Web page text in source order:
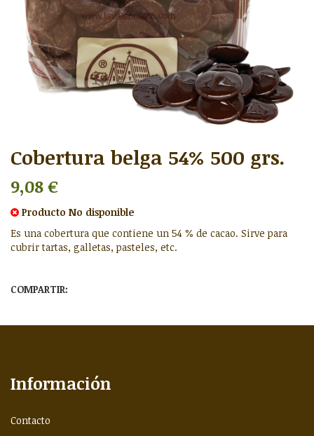
Cobertura belga 54% 500 grs.
9,08 €
Producto No disponible
Es una cobertura que contiene un 54 % de cacao. Sirve para
cubrir tartas, galletas, pasteles, etc.
COMPARTIR:
Información
Contacto